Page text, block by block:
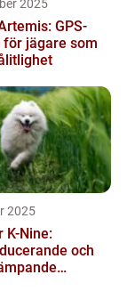
2025
GPS-
för jägare som
2025
K-Nine:
och